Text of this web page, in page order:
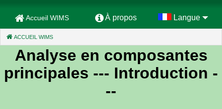
Accueil WIMS À propos Langue
ACCUEIL WIMS
Analyse en composantes
principales --- Introduction -
--